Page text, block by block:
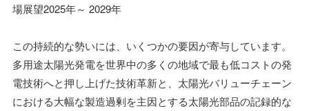
場展望2025年～ 2029年
この持続的な勢いには、いくつかの要因が寄与しています。
多用途太陽光発電を世界中の多くの地域で最も低コストの発
電技術へと押し上げた技術革新と、太陽光バリューチェーン
における大幅な製造過剰を主因とする太陽光部品の記録的な